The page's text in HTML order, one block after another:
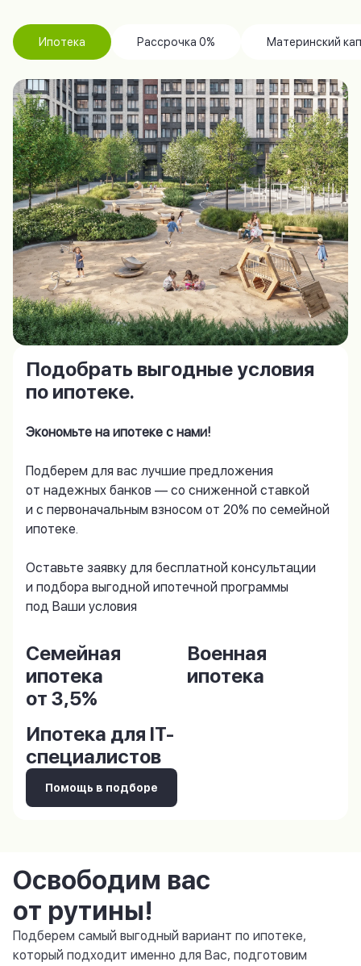
Ипотека Рассрочка 0% Материнский
Подобрать выгодные условия
по ипотеке.
Экономьте на ипотеке с нами!
Подберем для вас лучшие предложения
от надежных банков — со сниженной ставкой
и с первоначальным взносом от 20% по семейной
ипотеке.
Оставьте заявку для бесплатной консультации
и подбора выгодной ипотечной программы
под Ваши условия
Семейная
ипотека
от 3,5%
Военная
ипотека
Ипотека для IT-
специалистов
Помощь в подборе
Освободим вас
от рутины!
Подберем самый выгодный вариант по ипотеке,
который подходит именно для Вас, подготовим